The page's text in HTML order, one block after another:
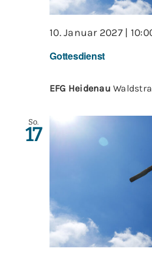
Gottesdienst
10. Januar 2027 |
EFG Heidenau
So.
17